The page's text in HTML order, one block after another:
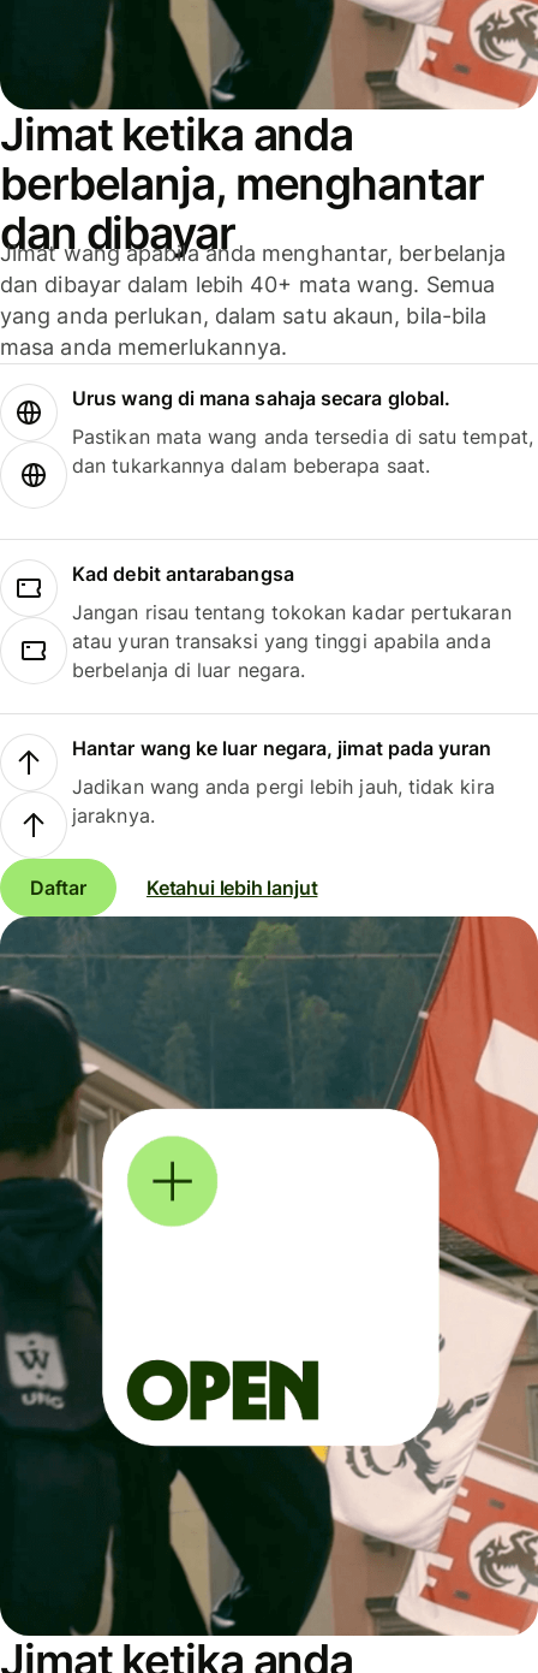
Jimat ketika anda
berbelanja, menghantar
dan dibayar
Jimat wang apabila anda menghantar, berbelanja
dan dibayar dalam lebih 40+ mata wang. Semua
yang anda perlukan, dalam satu akaun, bila-bila
masa anda memerlukannya.
Urus wang di mana sahaja secara global.
Pastikan mata wang anda tersedia di satu tempat,
dan tukarkannya dalam beberapa saat.
Kad debit antarabangsa
Jangan risau tentang tokokan kadar pertukaran
atau yuran transaksi yang tinggi apabila anda
berbelanja di luar negara.
Hantar wang ke luar negara, jimat pada yuran
Jadikan wang anda pergi lebih jauh, tidak kira
jaraknya.
Daftar Ketahui lebih lanjut
Jimat ketika anda